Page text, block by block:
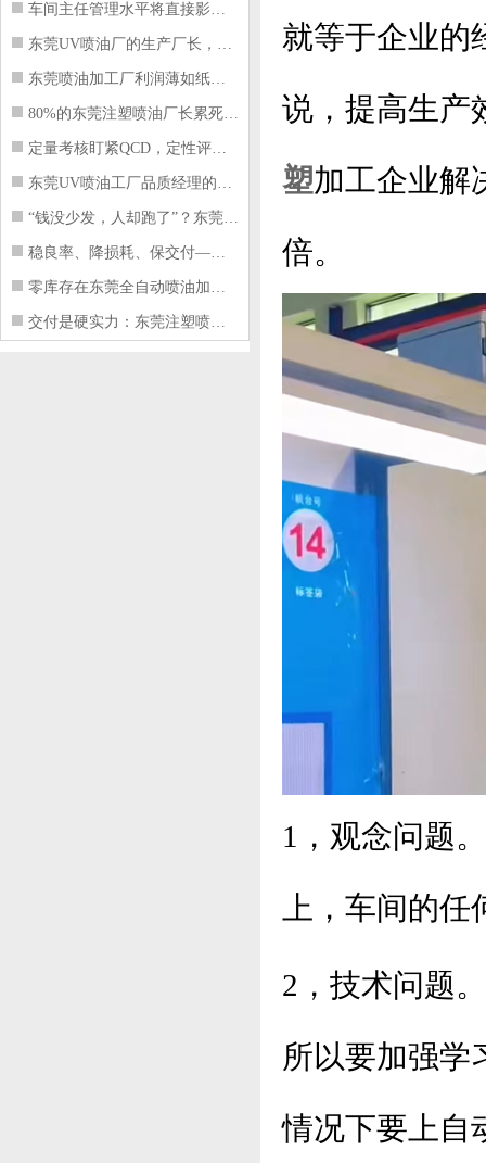
车间主任管理水平将直接影响东莞注塑件
东莞UV喷油厂的生产厂长，到底在给工
东莞喷油加工厂利润薄如纸？这四项基本
80%的东莞注塑喷油厂长累死累活，利
定量考核盯紧QCD，定性评价看好配合
东莞UV喷油工厂品质经理的四项核心管
“钱没少发，人却跑了”？东莞注塑喷油
稳良率、降损耗、保交付——东莞这家U
零库存在东莞全自动喷油加工厂不可行的
交付是硬实力：东莞注塑喷油厂如何用齐
就等于企业的
说，提高生产
塑加工企业解
倍。
1，观念问题。
上，车间的
2，技术问题。
所以要加强学
情况下要上自